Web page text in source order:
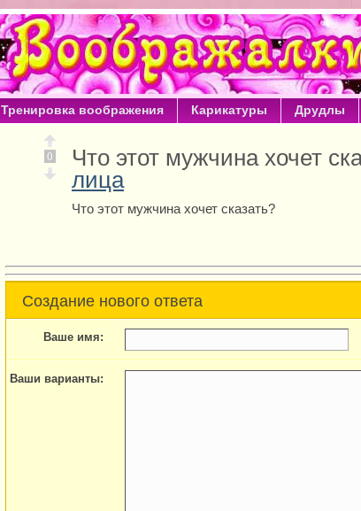
Тренировка воображения Карикатуры Друдлы
0 Что этот мужчина хочет
лица
Что этот мужчина хочет сказать?
Создание нового ответа
Ваше имя:
Ваши варианты: